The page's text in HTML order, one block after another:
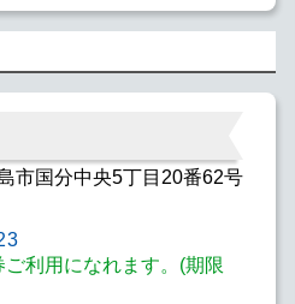
市国分中央5丁目20番62号
利用になれます。(期限